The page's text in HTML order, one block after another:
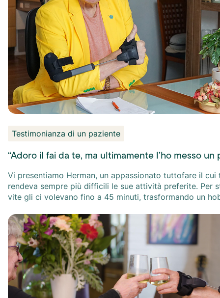
Hand Control™ l’abbia
aiutata a rendere più
Testimonianza di un paziente
“Adoro il fai da te, ma ultimamente l’ho messo un
Vi presentiamo Herman, un appassionato tuttofare il cui
rendeva sempre più difficili le sue attività preferite. Per
vite gli ci volevano fino a 45 minuti, trasformando un